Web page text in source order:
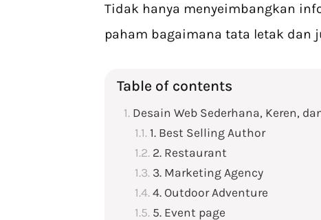
Tidak hanya menyeimbangkan
paham bagaimana tata letak dan
Table of contents
Desain Web Sederhana, Keren,
1. Best Selling Author
2. Restaurant
3. Marketing Agency
4. Outdoor Adventure
5. Event page